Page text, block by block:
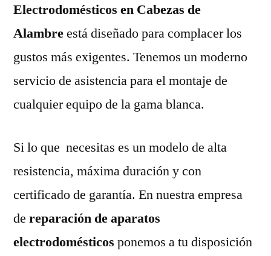
Electrodomésticos en Cabezas de
Alambreestá diseñado para complacer los
gustos más exigentes. Tenemos un moderno
servicio de asistencia para el montaje de
cualquier equipo de la gama blanca.
Si lo que necesitas es un modelo de alta
resistencia, máxima duración y con
certificado de garantía. En nuestra empresa
de reparación de aparatos
electrodomésticos ponemos a tu disposición